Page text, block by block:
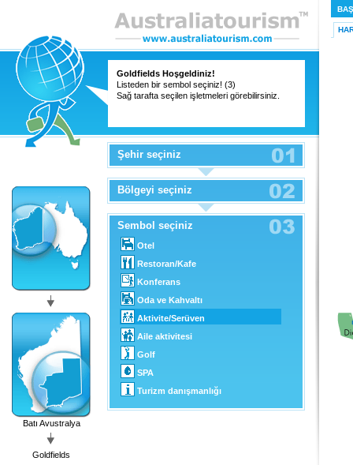
Goldfields Hoşgeldiniz!
Listeden bir sembol seçiniz! (3)
Sağ tarafta seçilen işletmeleri görebilirsiniz.
Batı Avustralya
Goldfields
Şehir seçiniz
Bölgeyi seçiniz
Sembol seçiniz
Otel
Restoran/Kafe
Konferans
Oda ve Kahvaltı
Aktivite/Serüven
Aile aktivitesi
Golf
SPA
Turizm danışmanlığı